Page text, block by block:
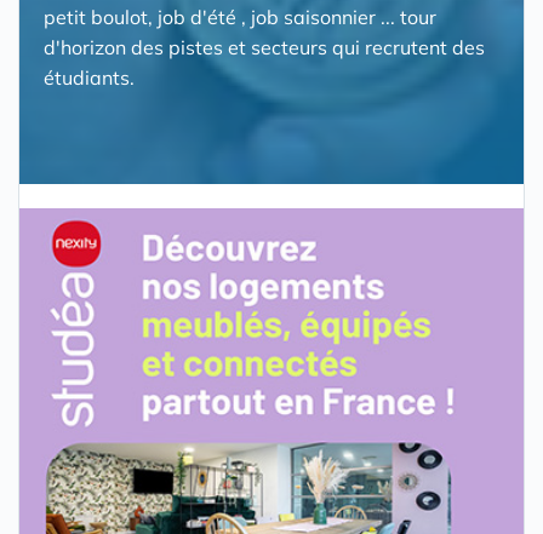
petit boulot, job d'été , job saisonnier ... tour
d'horizon des pistes et secteurs qui recrutent des
étudiants.